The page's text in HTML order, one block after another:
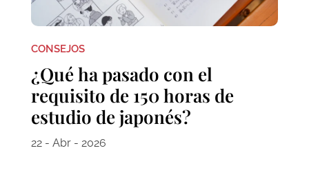
CONSEJOS
¿Qué ha pasado con el
requisito de 150 horas de
estudio de japonés?
22 - Abr - 2026